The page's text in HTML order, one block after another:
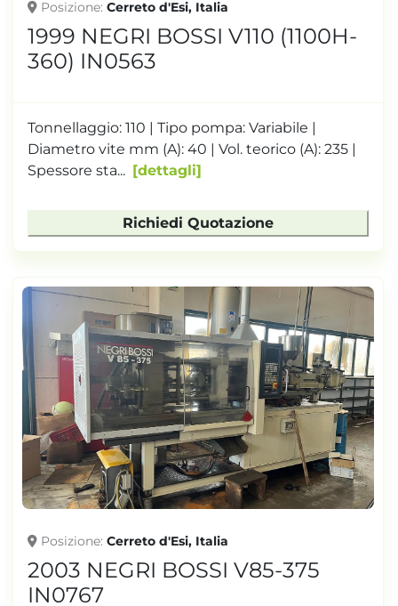
Posizione Cerreto d'Esi, Italia
1999 NEGRI BOSSI V110 (1100H-
360) IN0563
Tonnellaggio: 110 | Tipo pompa: Variabile |
Diametro vite mm (A): 40 | Vol. teorico (A): 235 |
Spessore sta...
dettagli
Richiedi Quotazione
Posizione Cerreto d'Esi, Italia
2003 NEGRI BOSSI V85-375
IN0767